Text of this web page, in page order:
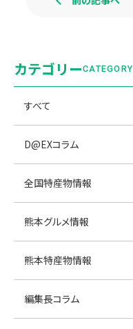
カテゴリーCATEGORY
すべて
D@EXコラム
全国特産物情報
熊本グルメ情報
熊本特産物情報
編集長コラム